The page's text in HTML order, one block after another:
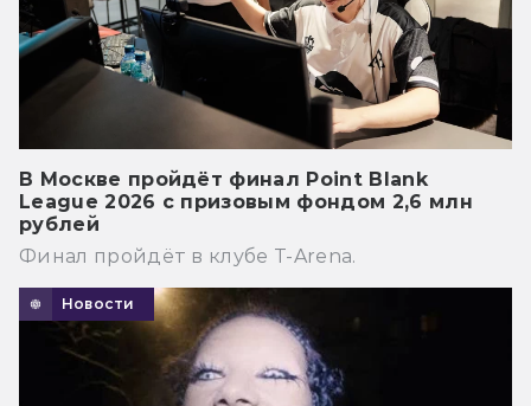
В Москве пройдёт финал Point Blank
League 2026 с призовым фондом 2,6 млн
рублей
Финал пройдёт в клубе T-Arena.
Новости